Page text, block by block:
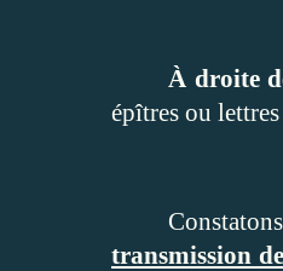
À droite
épîtres ou
transmission